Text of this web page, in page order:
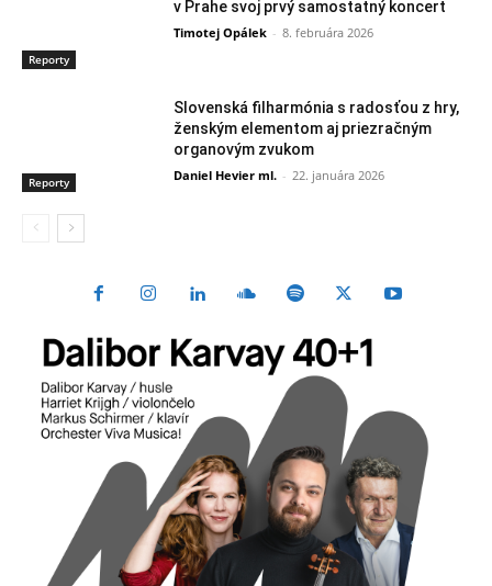
Reporty
v Prahe svoj prvý samostatný koncert
Timotej Opálek - 8. februára 2026
Reporty
Slovenská filharmónia s radosťou z hry,
ženským elementom aj priezračným
organovým zvukom
Daniel Hevier ml. - 22. januára 2026